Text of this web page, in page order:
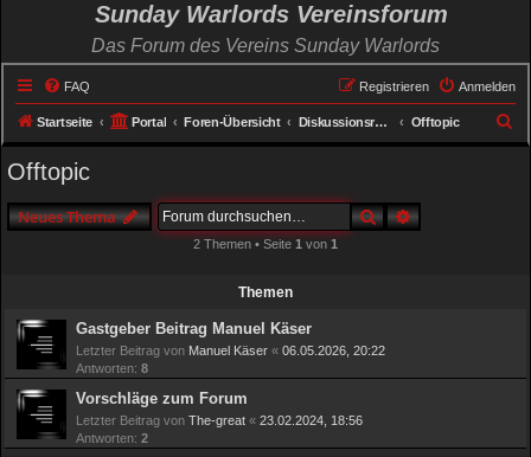
Sunday Warlords Vereinsforum
Das Forum des Vereins Sunday Warlords
FAQ Anmelden
Registrieren
Startseite Portal Foren-Übersicht Diskussionsrunden Offtopic
u
Offtopic
Neues Thema SucheErweiterte
2 Themen • Seite 1 von 1
Themen
Gastgeber Beitrag Manuel Käser
Letzter Beitrag von Manuel Käser « 06.05.2026, 20:22
Antworten: 8
Vorschläge zum Forum
Letzter Beitrag von The-great « 23.02.2024, 18:56
Antworten: 2